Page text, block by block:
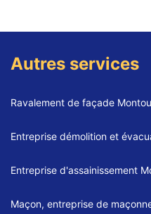
Autres services
Ravalement de façade
Entreprise démolition et
Entreprise d'assainissement
Maçon, entreprise de